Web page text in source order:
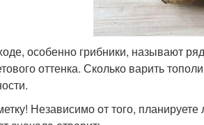
особенно грибники, называют
оттенка. Сколько варить
Независимо от того,